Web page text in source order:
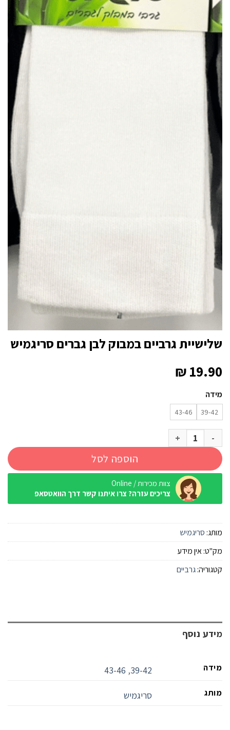
שלישיית גרביים במבוק לבן גברים סריגמיש
₪19.90
מידה
39-42
43-46
כמות של שלישיית גרביים במבוק לבן גברים סריגמיש
הוספה לסל
צוות מכירות / Online
צריכים עזרה? צרו איתנו קשר דרך הוואטסאפ
מותג: סריגמיש
מק"ט:אין מידע
קטגוריה:גרביים
מידע נוסף
מידה 39-42
,
43-46
מותג סריגמיש